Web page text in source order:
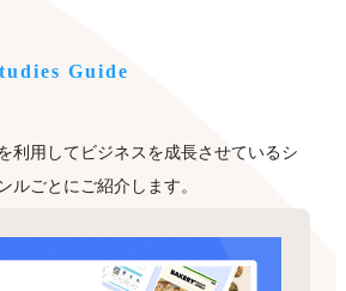
Guide
利用してビジネスを成長させているシ
ルごとにご紹介します。